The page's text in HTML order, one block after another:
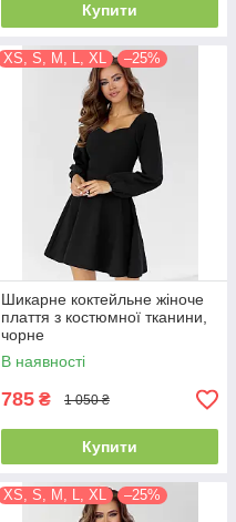
Купити
XS, S, M, L, XL –25%
Шикарне коктейльне жіноче
плаття з костюмної тканини,
чорне
В наявності
785 ₴ 1 050 ₴
Купити
XS, S, M, L, XL –25%